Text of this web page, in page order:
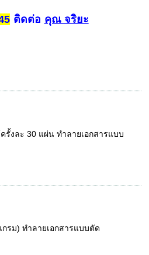
ติดต่อ คุณ จริยะ
รั้งละ 30 แผ่น ทำลายเอกสารแบบ
กรม) ทำลายเอกสารแบบตัด